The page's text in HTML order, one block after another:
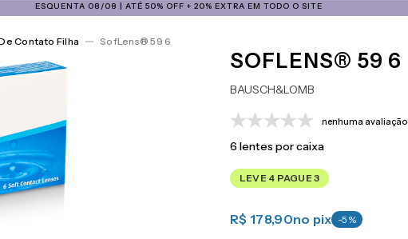
ESQUENTA 08/08 | ATÉ 50% OFF + 20% EXTRA EM TODO O SITE
Contato Filha SofLens® 59 6
SOFLENS® 59 6
BAUSCH&LOMB
nenhuma avaliação
6 lentes por caixa
LEVE 4 PAGUE 3
R$ 178,90no pix -5 %